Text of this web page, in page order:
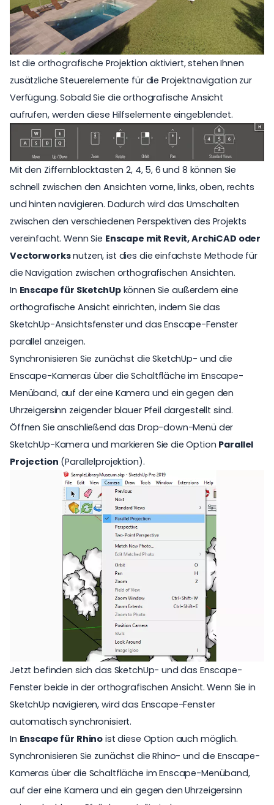
Ist die orthografische Projektion aktiviert, stehen Ihnen
zusätzliche Steuerelemente für die Projektnavigation zur
Verfügung. Sobald Sie die orthografische Ansicht
aufrufen, werden diese Hilfselemente eingeblendet.
Mit den Ziffernblocktasten 2, 4, 5, 6 und 8 können Sie
schnell zwischen den Ansichten vorne, links, oben, rechts
und hinten navigieren. Dadurch wird das Umschalten
zwischen den verschiedenen Perspektiven des Projekts
vereinfacht. Wenn Sie Enscape mit Revit, ArchiCAD oder
Vectorworksnutzen, ist dies die einfachste Methode für
die Navigation zwischen orthografischen Ansichten.
In Enscape für SketchUpkönnen Sie außerdem eine
orthografische Ansicht einrichten, indem Sie das
SketchUp-Ansichtsfenster und das Enscape-Fenster
parallel anzeigen.
Synchronisieren Sie zunächst die SketchUp- und die
Enscape-Kameras über die Schaltfläche im Enscape-
Menüband, auf der eine Kamera und ein gegen den
Uhrzeigersinn zeigender blauer Pfeil dargestellt sind.
Öffnen Sie anschließend das Drop-down-Menü der
SketchUp-Kamera und markieren Sie die Option Parallel
Projection (Parallelprojektion).
Jetzt befinden sich das SketchUp- und das Enscape-
Fenster beide in der orthografischen Ansicht. Wenn Sie in
SketchUp navigieren, wird das Enscape-Fenster
automatisch synchronisiert.
In Enscape für Rhino ist diese Option auch möglich.
Synchronisieren Sie zunächst die Rhino- und die Enscape-
Kameras über die Schaltfläche im Enscape-Menüband,
auf der eine Kamera und ein gegen den Uhrzeigersinn